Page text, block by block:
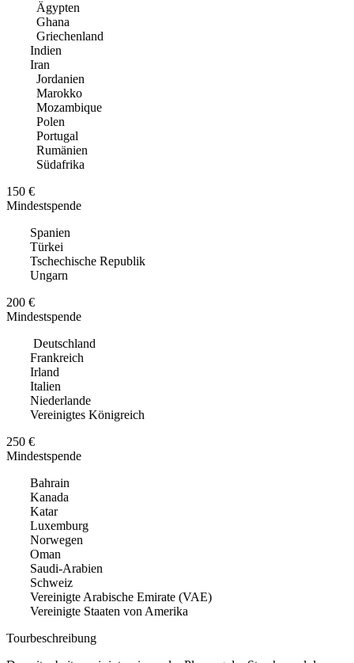
Ägypten
Ghana
Griechenland
Indien
Iran
Jordanien
Marokko
Mozambique
Polen
Portugal
Rumänien
Südafrika
150 €
Mindestspende
Spanien
Türkei
Tschechische Republik
Ungarn
200 €
Mindestspende
Deutschland
Frankreich
Irland
Italien
Niederlande
Vereinigtes Königreich
250 €
Mindestspende
Bahrain
Kanada
Katar
Luxemburg
Norwegen
Oman
Saudi-Arabien
Schweiz
Vereinigte Arabische Emirate (VAE)
Vereinigte Staaten von Amerika
Tourbeschreibung